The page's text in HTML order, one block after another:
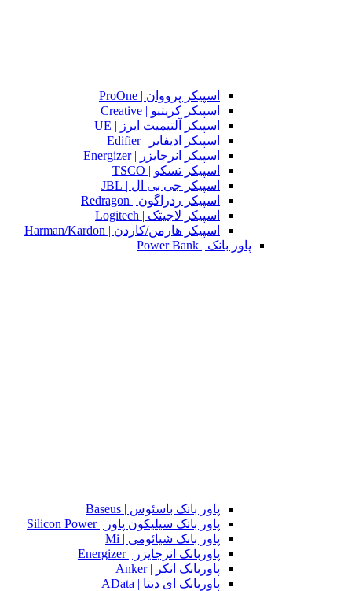
اسپیکر پرووان | ProOne
اسپیکر کریتیو | Creative
اسپیکر آلتیمیت ایرز | UE
اسپیکر ادیفایر | Edifier
اسپیکر انرجایزر | Energizer
اسپیکر تسکو | TSCO
اسپیکر جی بی ال | JBL
اسپیکر ردراگون | Redragon
اسپیکر لاجیتک | Logitech
اسپیکر هارمن/کاردن | Harman/Kardon
پاور بانک | Power Bank
پاور بانک باسئوس | Baseus
پاور بانک سیلیکون پاور | Silicon Power
پاور بانک شیائومی | Mi
پاوربانک انرجایزر | Energizer
پاوربانک انکر | Anker
پاوربانک ای دیتا | AData